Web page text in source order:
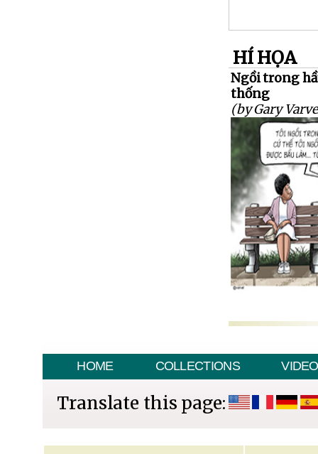
HÍ HỌA
Ngồi trong
thống
(by Gary
HOME COLLECTIONS VIDEO
Translate this page: